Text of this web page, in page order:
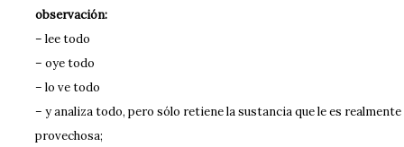
observación:
– lee todo
– oye todo
– lo ve todo
– y analiza todo, pero sólo retiene la sustancia que le es realmente
provechosa;